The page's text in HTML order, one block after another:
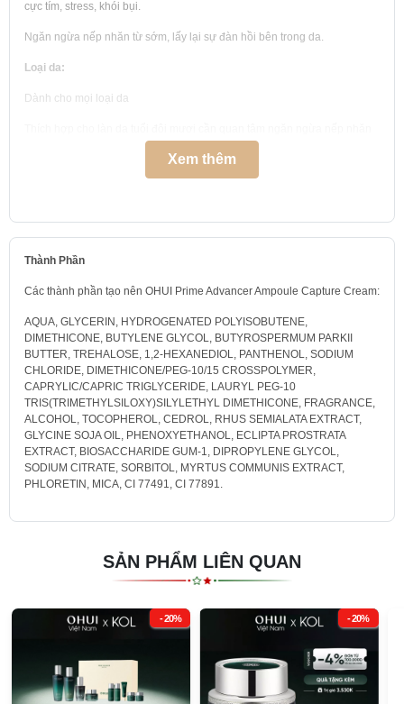
cực tím, stress, khói bụi.
Ngăn ngừa nếp nhăn từ sớm, lấy lại sự đàn hồi bên trong da.
Loại da:
Dành cho mọi loại da
Xuất xứ và hạn sử dụng:
Hạn sử dụng: 3 năm kể từ ngày sản xuất (thông tin được in trên bao bì)
Cách sử dụng Kem dưỡng ngăn ngừa nếp nhăn OHUI Prime
Advancer Ampoule Capture Cream:
Lấy lượng sản phẩm vừa đủ, chấm thành 5 điểm trên gương mặt rồi
thoa đều và vỗ nhẹ.
Kết hợp động tác massage khi thoa kem để dưỡng chất đi sâu và nhanh
hơn.
Sử dụng như bước khóa ẩm ở cuối chu trình dưỡng da.
Sử dụng 2 lần mỗi ngày vào buổi sáng và tối để tăng cường hiệu quả.
Xem thêm
Thành Phần
Các thành phần tạo nên OHUI Prime Advancer Ampoule Capture Cream:
AQUA, GLYCERIN, HYDROGENATED POLYISOBUTENE,
DIMETHICONE, BUTYLENE GLYCOL, BUTYROSPERMUM PARKII
BUTTER, TREHALOSE, 1,2-HEXANEDIOL, PANTHENOL, SODIUM
CHLORIDE, DIMETHICONE/PEG-10/15 CROSSPOLYMER,
CAPRYLIC/CAPRIC TRIGLYCERIDE, LAURYL PEG-10
TRIS(TRIMETHYLSILOXY)SILYLETHYL DIMETHICONE, FRAGRANCE,
ALCOHOL, TOCOPHEROL, CEDROL, RHUS SEMIALATA EXTRACT,
GLYCINE SOJA OIL, PHENOXYETHANOL, ECLIPTA PROSTRATA
EXTRACT, BIOSACCHARIDE GUM-1, DIPROPYLENE GLYCOL,
SODIUM CITRATE, SORBITOL, MYRTUS COMMUNIS EXTRACT,
PHLORETIN, MICA, CI 77491, CI 77891.
SẢN PHẨM LIÊN QUAN
- 20% - 20%